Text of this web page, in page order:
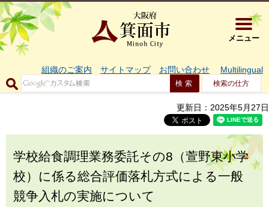
大阪府箕
メニュー
組織のご案内 サイトマップ お問い合わせ Multilingual
検索の仕方
更新日：2025年5月27日
学校給食調理業務委託その8（萱野東小学
校）に係る総合評価落札方式による一般
競争入札の実施について